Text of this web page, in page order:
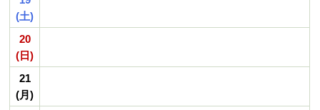
(土)
20
(日)
21
(月)